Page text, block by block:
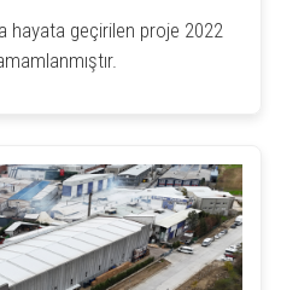
hayata geçirilen proje 2022